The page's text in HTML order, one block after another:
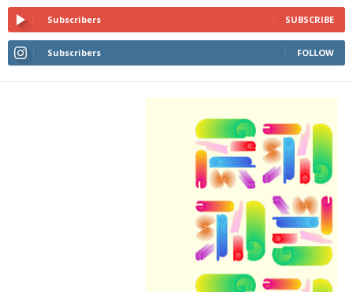
Subscribers SUBSCRIBE
Subscribers FOLLOW